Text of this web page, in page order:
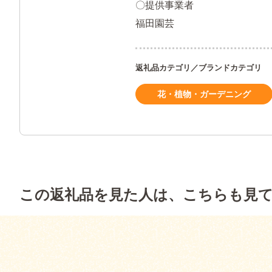
〇提供事業者
福田園芸
返礼品カテゴリ／ブランドカテゴリ
花・植物・ガーデニング
この返礼品を見た人は、こちらも見